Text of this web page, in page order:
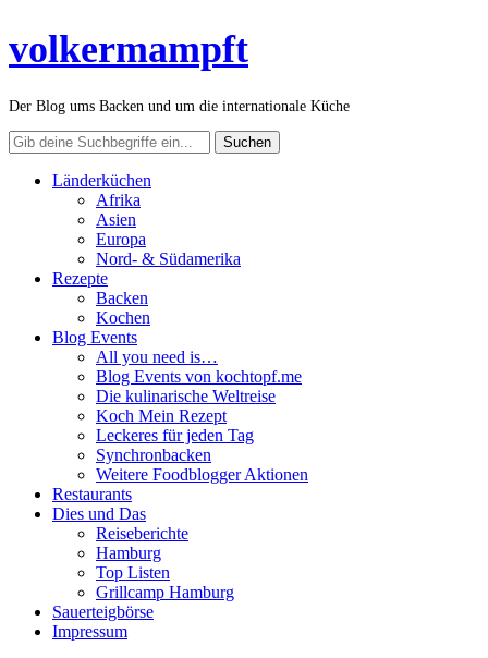
volkermampft
Der Blog ums Backen und um die internationale Küche
Länderküchen
Afrika
Asien
Europa
Nord- & Südamerika
Rezepte
Backen
Kochen
Blog Events
All you need is…
Blog Events von kochtopf.me
Die kulinarische Weltreise
Koch Mein Rezept
Leckeres für jeden Tag
Synchronbacken
Weitere Foodblogger Aktionen
Restaurants
Dies und Das
Reiseberichte
Hamburg
Top Listen
Grillcamp Hamburg
Sauerteigbörse
Impressum